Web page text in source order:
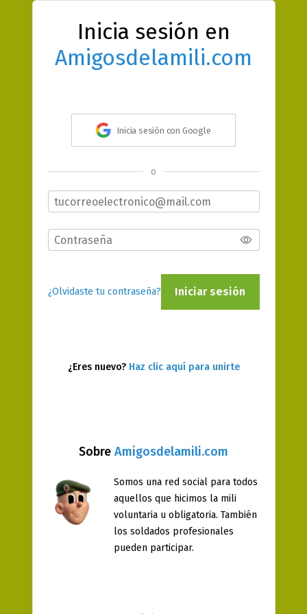
Sobre Amigosdelamili.com
Somos una red social para todos
aquellos que hicimos la mili
voluntaria u obligatoria. También
los soldados profesionales
pueden participar.
Inicia sesión en
Amigosdelamili.com
Inicia sesión con Google
o
¿Olvidaste tu contraseña? Iniciar sesión
¿Eres nuevo? Haz clic aquí para unirte